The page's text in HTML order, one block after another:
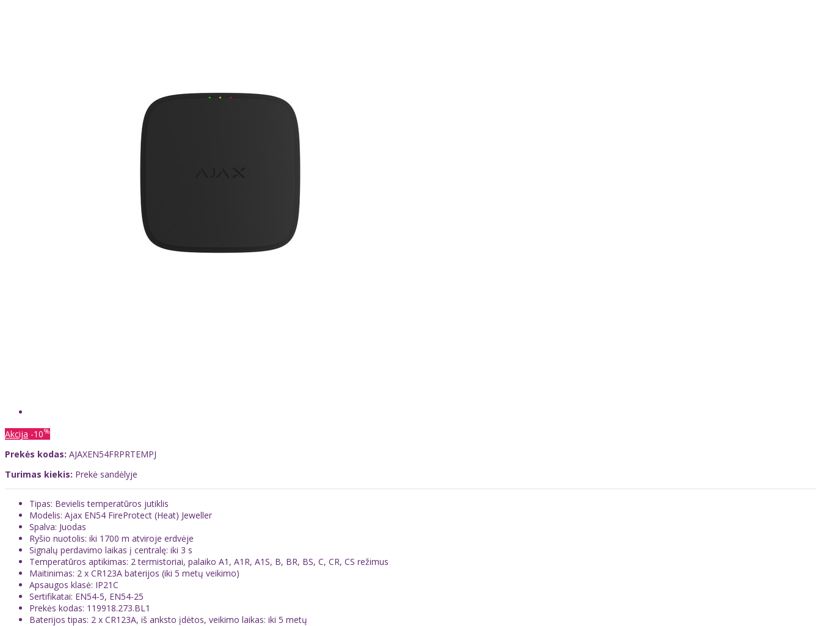
Akcija -10%
Prekės kodas: AJAXEN54FRPRTEMPJ
Turimas kiekis: Prekė sandėlyje
Tipas: Bevielis temperatūros jutiklis
Modelis: Ajax EN54 FireProtect (Heat) Jeweller
Spalva: Juodas
Ryšio nuotolis: iki 1700 m atviroje erdvėje
Signalų perdavimo laikas į centralę: iki 3 s
Temperatūros aptikimas: 2 termistoriai, palaiko A1, A1R, A1S, B, BR, BS, C, CR, CS režimus
Maitinimas: 2 x CR123A baterijos (iki 5 metų veikimo)
Apsaugos klasė: IP21C
Sertifikatai: EN54-5, EN54-25
Prekės kodas: 119918.273.BL1
Baterijos tipas: 2 x CR123A, iš anksto įdėtos, veikimo laikas: iki 5 metų